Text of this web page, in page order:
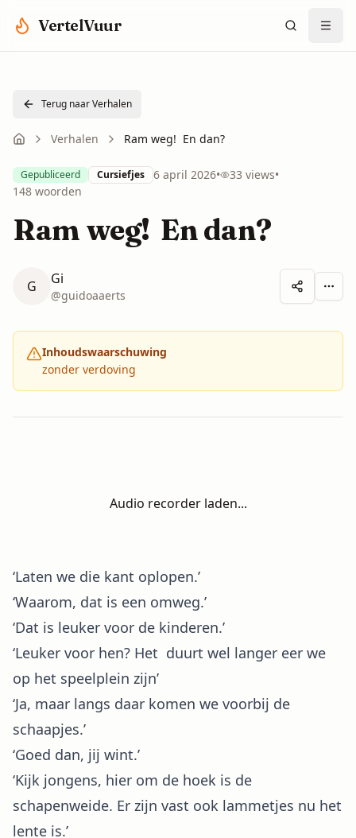
VertelVuur
Terug naar Verhalen
Verhalen Ram weg! En dan?
Gepubliceerd Cursiefjes 6 april 2026• 33 views•
148 woorden
Ram weg! En dan?
G Gi
@guidoaaerts
Inhoudswaarschuwing
zonder verdoving
Audio recorder laden...
‘Laten we die kant oplopen.’
‘Waarom, dat is een omweg.’
‘Dat is leuker voor de kinderen.’
‘Leuker voor hen? Het duurt wel langer eer we
op het speelplein zijn’
‘Ja, maar langs daar komen we voorbij de
schaapjes.’
‘Goed dan, jij wint.’
‘Kijk jongens, hier om de hoek is de
schapenweide. Er zijn vast ook lammetjes nu het
lente is.’